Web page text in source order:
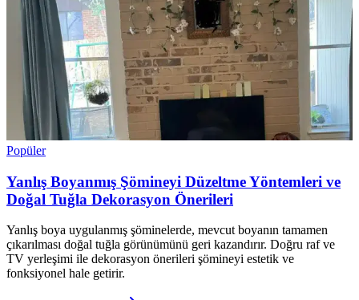
Popüler
Yanlış Boyanmış Şömineyi Düzeltme Yöntemleri ve
Doğal Tuğla Dekorasyon Önerileri
Yanlış boya uygulanmış şöminelerde, mevcut boyanın tamamen
çıkarılması doğal tuğla görünümünü geri kazandırır. Doğru raf ve
TV yerleşimi ile dekorasyon önerileri şömineyi estetik ve
fonksiyonel hale getirir.